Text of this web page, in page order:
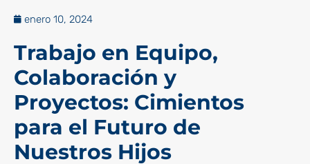
enero 10, 2024
Trabajo en Equipo,
Colaboración y
Proyectos: Cimientos
para el Futuro de
Nuestros Hijos